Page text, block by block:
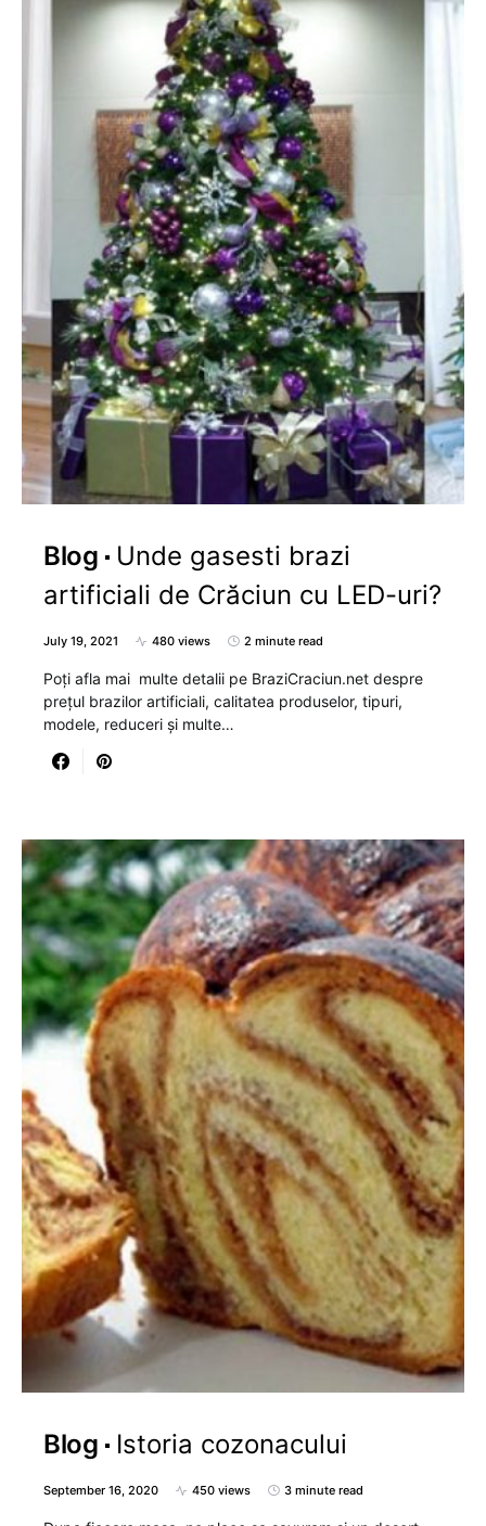
Blog
Unde gasesti brazi
artificiali de Crăciun cu LED-uri?
July 19, 2021 480 views 2 minute read
Poți afla mai multe detalii pe BraziCraciun.net despre
prețul brazilor artificiali, calitatea produselor, tipuri,
modele, reduceri și multe…
Blog Istoria cozonacului
September 16, 2020 450 views 3 minute read